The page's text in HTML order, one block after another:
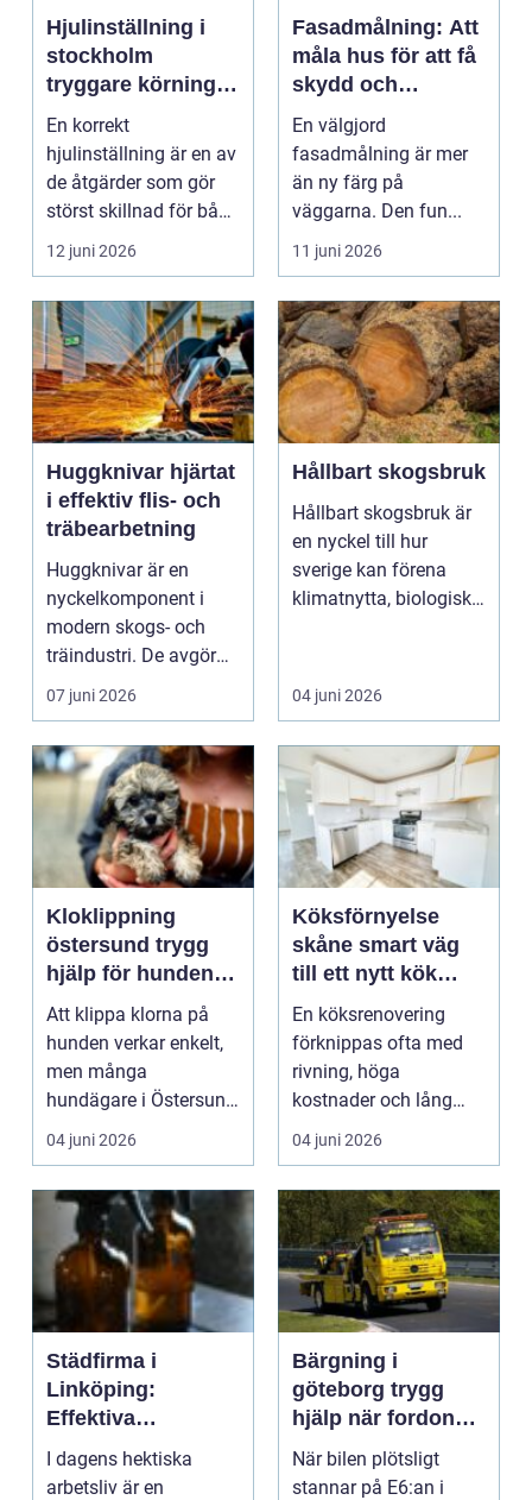
Hjulinställning i
stockholm
tryggare körning
och lägre
kostnader
En korrekt
hjulinställning är en av
de åtgärder som gör
störst skillnad för både
säkerhet, komfort o...
12 juni 2026
Fasadmålning: Att
måla hus för att få
skydd och
hållbarhet
En välgjord
fasadmålning är mer
än ny färg på
väggarna. Den fun...
11 juni 2026
Huggknivar hjärtat
i effektiv flis- och
träbearbetning
Huggknivar är en
nyckelkomponent i
modern skogs- och
träindustri. De avgör
hur effektivt råvaran
utn...
07 juni 2026
Hållbart skogsbruk
Hållbart skogsbruk är
en nyckel till hur
sverige kan förena
klimatnytta, biologisk
04 juni 2026
Kloklippning
östersund trygg
hjälp för hundens
tassar
Att klippa klorna på
hunden verkar enkelt,
men många
hundägare i Östersund
upplever motsatsen.
En de...
04 juni 2026
Köksförnyelse
skåne smart väg
till ett nytt kök
utan helrenovering
En köksrenovering
förknippas ofta med
rivning, höga
kostnader och lång
byggtid. Många
glömmer att et...
04 juni 2026
Städfirma i
Linköping:
Effektiva
städtjänster för en
renare arbetsplats
I dagens hektiska
arbetsliv är en
Bärgning i
göteborg trygg
hjälp när fordonet
stannar
När bilen plötsligt
stannar på E6:an i